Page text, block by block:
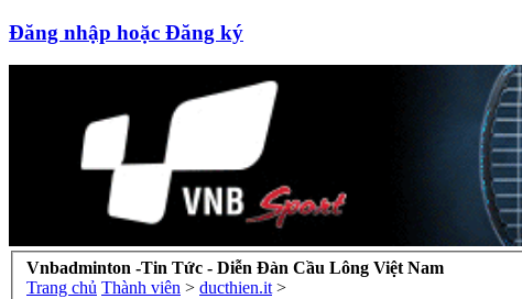
Đăng nhập hoặc Đăng ký
Vnbadminton -Tin Tức - Diễn Đàn Cầu Lông Việt Nam
Trang chủ Thành viên > ducthien.it >